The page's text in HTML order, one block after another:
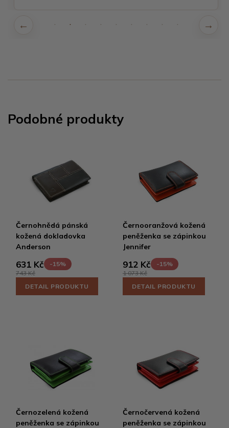
Podobné produkty
Černohnědá pánská
kožená dokladovka
Anderson
631 Kč
-15%
743 Kč
DETAIL PRODUKTU
Černooranžová kožená
peněženka se zápinkou
Jennifer
912 Kč
-15%
1 073 Kč
DETAIL PRODUKTU
Černozelená kožená
peněženka se zápinkou
Černočervená kožená
peněženka se zápinkou